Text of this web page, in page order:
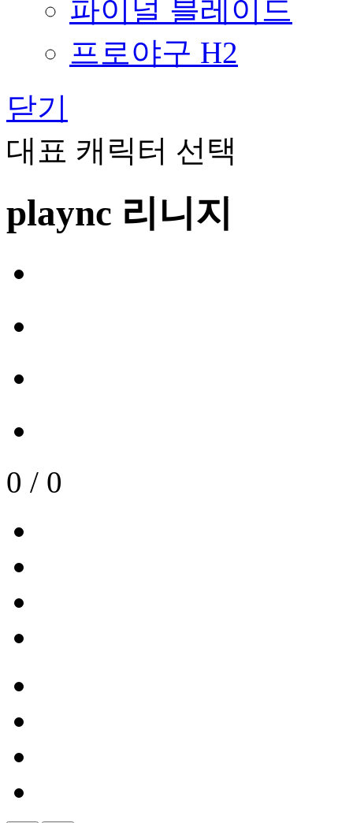
파이널 블레이드
프로야구 H2
닫기
대표 캐릭터 선택
plaync 리니지
0 / 0